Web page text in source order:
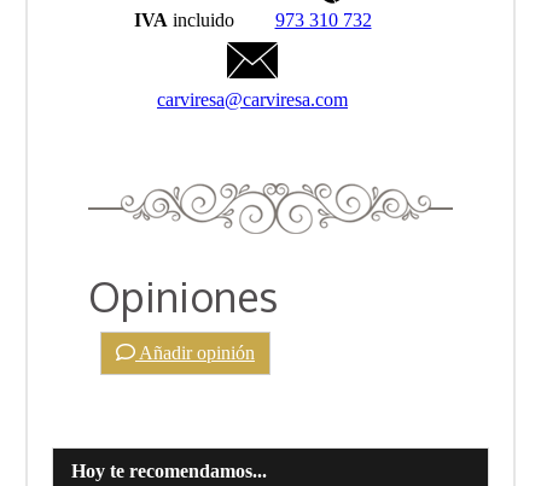
IVA incluido 973 310 732
carviresa@carviresa.com
Opiniones
Añadir opinión
Hoy te recomendamos...